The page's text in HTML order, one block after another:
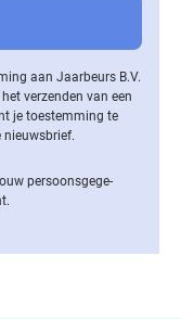
aan Jaarbeurs B.V.
verzenden van een
je toestemming te
per­soons­ge­ge­